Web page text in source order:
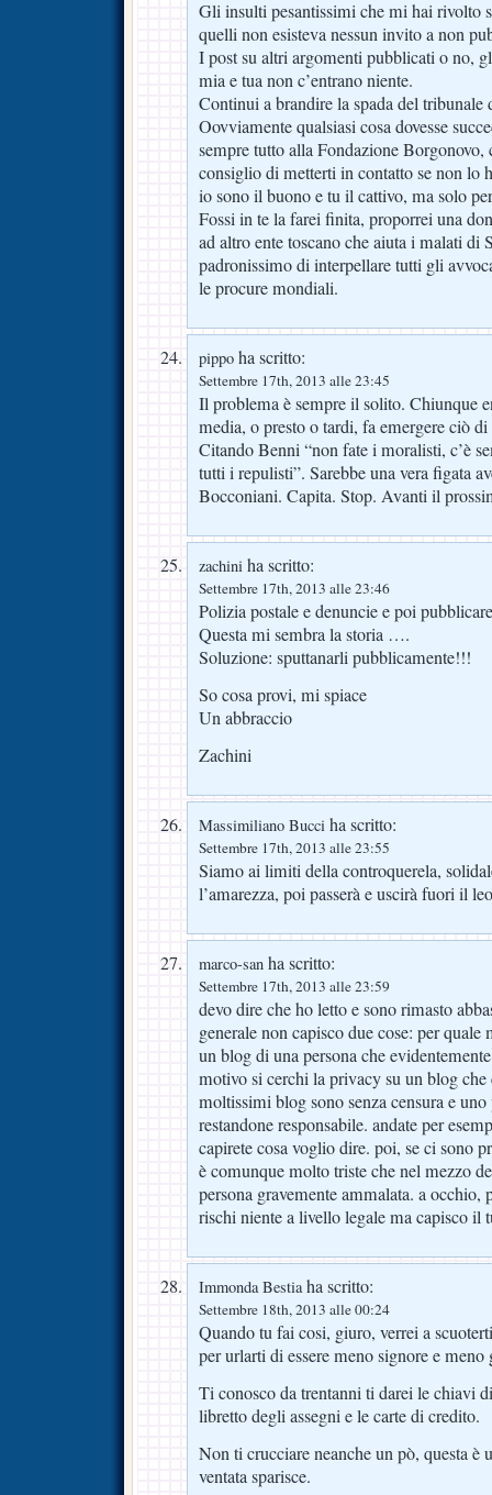
Gli insulti pesantissimi che mi hai rivolto
quelli non esisteva nessun invito a non
I post su altri argomenti pubblicati o no,
mia e tua non c’entrano niente.
Continui a brandire la spada del tribunale
Oovviamente qualsiasi cosa dovesse
sempre tutto alla Fondazione Borgonovo,
consiglio di metterti in contatto se non lo
io sono il buono e tu il cattivo, ma solo
Fossi in te la farei finita, proporrei una
ad altro ente toscano che aiuta i malati di
padronissimo di interpellare tutti gli
le procure mondiali.
pippo ha scritto:
Settembre 17th, 2013 alle 23:45
Il problema è sempre il solito. Chiunque
media, o presto o tardi, fa emergere ciò
Citando Benni “non fate i moralisti, c’è
tutti i repulisti”. Sarebbe una vera figata
Bocconiani. Capita. Stop. Avanti il
zachini ha scritto:
Settembre 17th, 2013 alle 23:46
Polizia postale e denuncie e poi
Questa mi sembra la storia ….
Soluzione: sputtanarli pubblicamente!!!
So cosa provi, mi spiace
Un abbraccio
Zachini
Massimiliano Bucci ha scritto:
Settembre 17th, 2013 alle 23:55
Siamo ai limiti della controquerela,
l’amarezza, poi passerà e uscirà fuori il
marco-san ha scritto:
Settembre 17th, 2013 alle 23:59
devo dire che ho letto e sono rimasto
generale non capisco due cose: per
un blog di una persona che
motivo si cerchi la privacy su un blog
moltissimi blog sono senza censura e
restandone responsabile. andate per
capirete cosa voglio dire. poi, se ci sono
è comunque molto triste che nel mezzo
persona gravemente ammalata. a occhio,
rischi niente a livello legale ma capisco il
Immonda Bestiaha scritto:
Settembre 18th, 2013 alle 00:24
Quando tu fai cosi, giuro, verrei a
per urlarti di essere meno signore e
Ti conosco da trentanni ti darei le chiavi
libretto degli assegni e le carte di credito.
Non ti crucciare neanche un pò, questa è
ventata sparisce.